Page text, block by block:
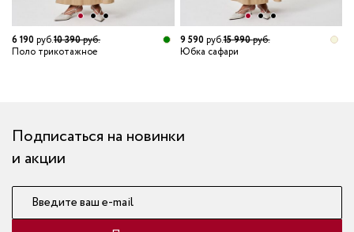
6 190руб.10 390руб.
Поло трикотажное
9 590руб.15 990руб.
Юбка сафари
Подписаться на новинки
и акции
Введите ваш e-mail